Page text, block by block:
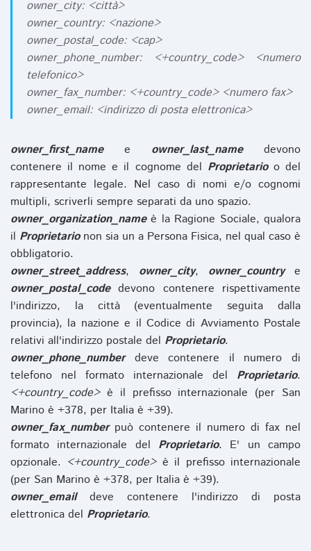
owner_city: <città>
owner_country: <nazione>
owner_postal_code: <cap>
owner_phone_number: <+country_code> <numero
telefonico>
owner_fax_number: <+country_code> <numero fax>
owner_email: <indirizzo di posta elettronica>
owner_first_namee owner_last_namedevono
contenere il nome e il cognome del Proprietarioo del
rappresentante legale. Nel caso di nomi e/o cognomi
multipli, scriverli sempre separati da uno spazio.
owner_organization_nameè la Ragione Sociale, qualora
il Proprietarionon sia un a Persona Fisica, nel qual caso è
obbligatorio.
owner_street_address, owner_city, owner_countrye
owner_postal_codedevono contenere rispettivamente
l'indirizzo, la città (eventualmente seguita dalla
provincia), la nazione e il Codice di Avviamento Postale
relativi all'indirizzo postale del Proprietario.
owner_phone_numberdeve contenere il numero di
telefono nel formato internazionale del Proprietario.
<+country_code>è il prefisso internazionale (per San
Marino è +378, per Italia è +39).
owner_fax_numberpuò contenere il numero di fax nel
formato internazionale del Proprietario. E' un campo
opzionale. <+country_code>è il prefisso internazionale
(per San Marino è +378, per Italia è +39).
owner_emaildeve contenere l'indirizzo di posta
elettronica del Proprietario.